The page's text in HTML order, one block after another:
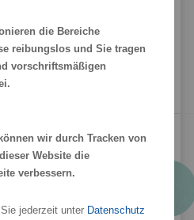
Qualität!
Coaster
die Bereiche
reibungslos und Sie tragen
vorschriftsmäßigen
wir durch Tracken von
Website die
verbessern.
jederzeit unter Datenschutz